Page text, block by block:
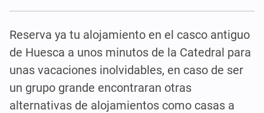
Reserva ya tu alojamiento en el casco antiguo
de Huesca a unos minutos de la Catedral para
unas vacaciones inolvidables, en caso de ser
un grupo grande encontraran otras
alternativas de alojamientos como casas a